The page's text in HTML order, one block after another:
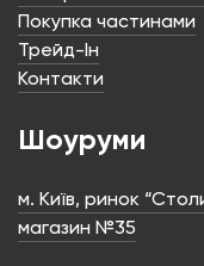
Покупка частинами
Трейд-Ін
Контакти
Шоуруми
м. Київ, ринок
магазин №35